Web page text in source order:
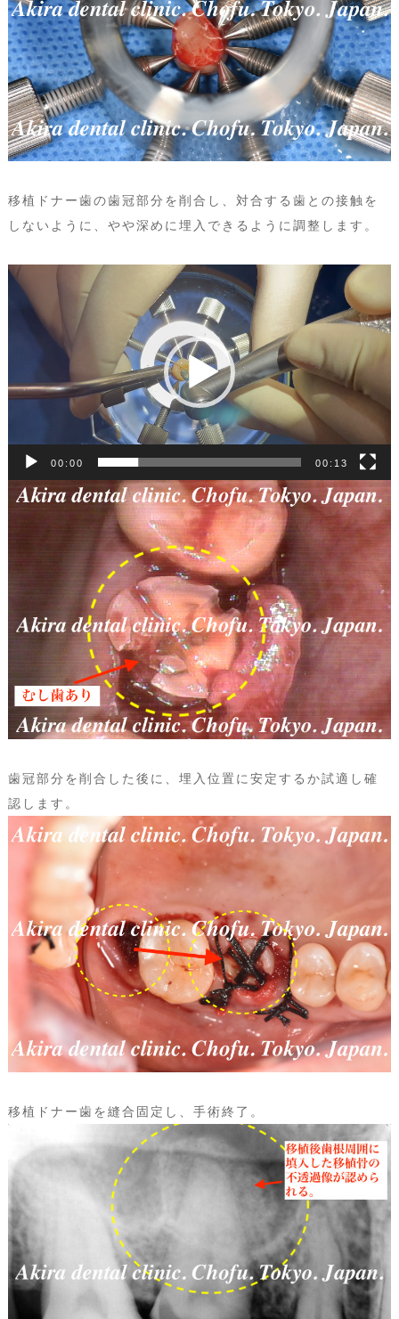
移植ドナー歯の歯冠部分を削合し、対合する歯との接触を
しないように、やや深めに埋入できるように調整します。
動
画
00:00 00:13
歯冠部分を削合した後に、埋入位置に安定するか試適し確
認します。
移植ドナー歯を縫合固定し、手術終了。